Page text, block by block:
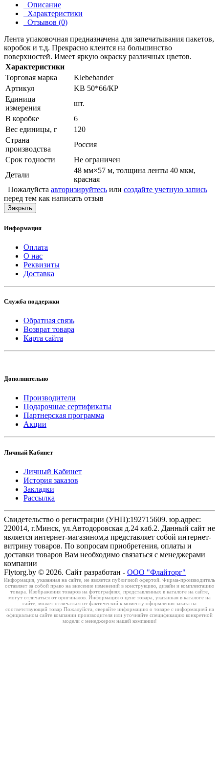
Описание
Характеристики
Отзывов (0)
Лента упаковочная предназначена для запечатывания пакетов,
коробок и т.д. Прекрасно клеится на большинство
поверхностей. Имеет яркую окраску различных цветов.
Характеристики
Торговая марка
Klebebander
Артикул
KB 50*66/КР
Единица
измерения
шт.
В коробке
6
Вес единицы, г
120
Страна
производства
Россия
Срок годности
Не ограничен
Детали
48 мм×57 м, толщина ленты 40 мкм,
красная
Пожалуйста авторизируйтесь или создайте учетную запись
перед тем как написать отзыв
Закрыть
Информация
Оплата
О нас
Реквизиты
Доставка
Служба поддержки
Обратная связь
Возврат товара
Карта сайта
Дополнительно
Производители
Подарочные сертификаты
Партнерская программа
Акции
Личный Кабинет
Личный Кабинет
История заказов
Закладки
Рассылка
Свидетельство о регистрации (УНП):192715609. юр.адрес:
220014, г.Минск, ул.Автодоровская д.24 каб.2. Данный сайт не
является интернет-магазином,а представляет собой интернет-
витрину товаров. По вопросам приобретения, оплаты и
доставки товаров Вам необходимо связаться с менеджерами
компании
Flytorg.by © 2026. Сайт разработан - ООО "Флайторг"
Информация, указанная на сайте, не является публичной офертой. Фирма-производитель
оставляет за собой право на внесение изменений в конструкцию, дизайн и комплектацию
товара. Изображения товаров на фотографиях, представленных в каталоге на сайте,
могут отличаться от оригиналов. Информация о цене товара, указанная в каталоге на
сайте, может отличаться от фактической к моменту оформления заказа на
соответствующий товар Пожалуйста, сверяйте информацию о товаре с информацией на
официальном сайте компании производителя или уточняйте спецификацию конкретной
модели с менеджером нашей компании!